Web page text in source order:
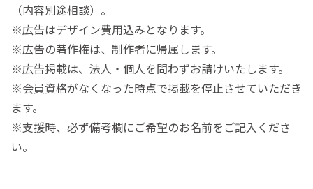
（内容別途相談）。
※広告はデザイン費用込みとなります。
※広告の著作権は、制作者に帰属します。
※広告掲載は、法人・個人を問わずお請けいたします。
※会員資格がなくなった時点で掲載を停止させていただき
ます。
※支援時、必ず備考欄にご希望のお名前をご記入くださ
い。
—————————————————————————————